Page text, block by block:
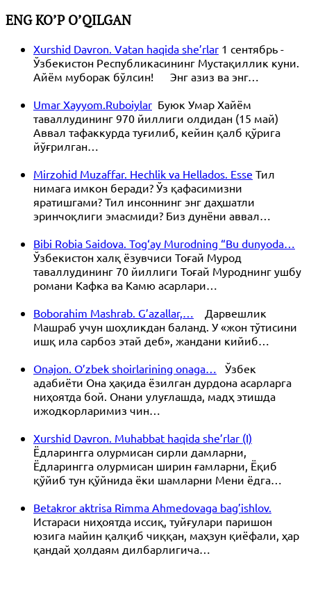
ENG KO’P O’QILGAN
Xurshid Davron. Vatan haqida she’rlar 1 сентябрь -
Ўзбекистон Республикасининг Мустақиллик куни.
Айём муборак бўлсин! Энг азиз ва энг…
Umar Xayyom.Ruboiylar Буюк Умар Хайём
таваллудининг 970 йиллиги олдидан (15 май)
Аввал тафаккурда туғилиб, кейин қалб қўрига
йўғрилган…
Mirzohid Muzaffar. Hechlik va Hellados. Esse Тил
нимага имкон беради? Ўз қафасимизни
яратишгами? Тил инсоннинг энг даҳшатли
эринчоқлиги эмасмиди? Биз дунёни аввал…
Bibi Robia Saidova. Tog‘ay Murodning “Bu dunyoda…
Ўзбекистон халқ ёзувчиси Тоғай Мурод
таваллудининг 70 йиллиги Тоғай Муроднинг ушбу
романи Кафка ва Камю асарлари…
Boborahim Mashrab. G’azallar,…
Дарвешлик
Машраб учун шоҳликдан баланд. У «жон тўтисини
ишқ ила сарбоз этай деб», жандани кийиб…
Onajon. O’zbek shoirlarining onaga…
Ўзбек
адабиёти Она ҳақида ёзилган дурдона асарларга
ниҳоятда бой. Онани улуғлашда, мадҳ этишда
ижодкорларимиз чин…
Xurshid Davron. Muhabbat haqida she’rlar (I)
Ёдларингга олурмисан сирли дамларни,
Ёдларингга олурмисан ширин ғамларни, Ёқиб
қўйиб тун қўйнида ёки шамларни Мени ёдга…
Betakror aktrisa Rimma Ahmedovaga bag’ishlov.
Истараси ниҳоятда иссиқ, туйғулари паришон
юзига майин қалқиб чиққан, маҳзун қиёфали, ҳар
қандай ҳолдаям дилбарлигича…